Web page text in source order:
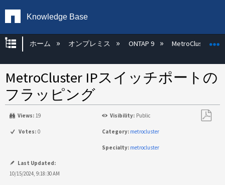
Knowledge Base
グローバル階層を展開/折りたたむ
ホーム オンプレミス ONTAP 9 MetroCluster
MetroCluster IPスイッチポートの
フラッピング
Views: 19 Visibility: Public
Votes: 0 Category: metrocluster
Specialty: metrocluster
Last Updated:
10/15/2024, 9:18:30 AM